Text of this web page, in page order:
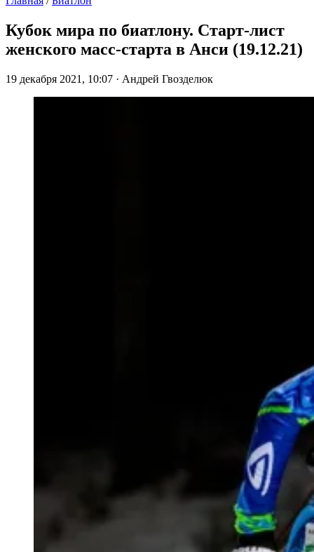
Кубок мира по биатлону. Старт-лист
женского масс-старта в Анси (19.12.21)
19 декабря 2021, 10:07 · Андрей Гвозделюк